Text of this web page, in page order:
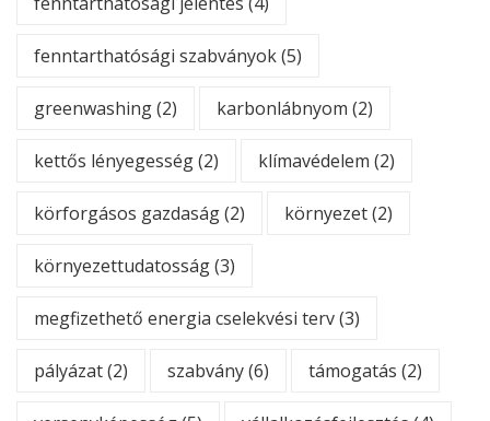
fenntarthatósági szabványok(5)
greenwashing(2) karbonlábnyom (2)
kettős lényegesség(2) klímavédelem (2)
körforgásos gazdaság(2) környezet(2)
környezettudatosság(3)
megfizethető energia cselekvési terv(3)
pályázat(2) szabvány(6) támogatás (2)